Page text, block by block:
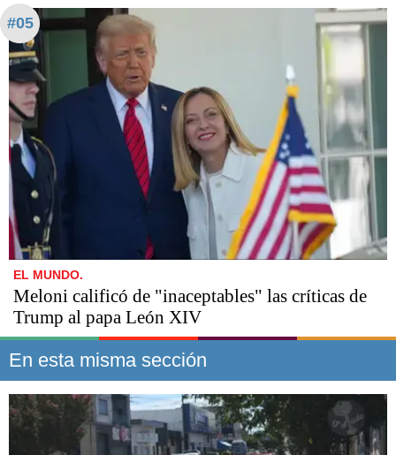
#05
EL MUNDO.
Meloni calificó de "inaceptables" las críticas de
Trump al papa León XIV
En esta misma sección